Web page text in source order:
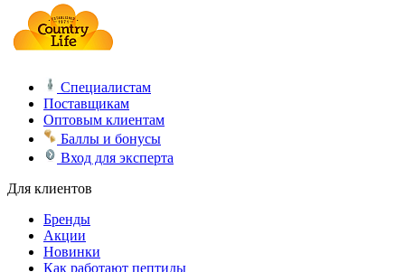
Специалистам
Поставщикам
Оптовым клиентам
Баллы и бонусы
Вход для эксперта
Для клиентов
Бренды
Акции
Новинки
Как работают пептиды